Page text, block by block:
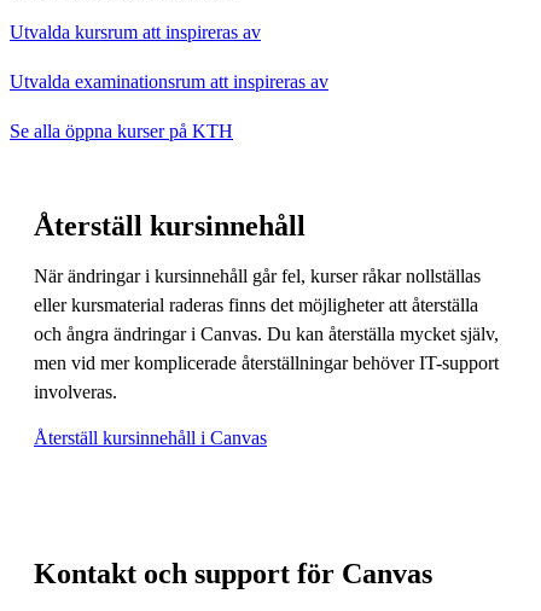
Utvalda kursrum att inspireras av
Utvalda examinationsrum att inspireras av
Se alla öppna kurser på KTH
Återställ kursinnehåll
När ändringar i kursinnehåll går fel, kurser råkar nollställas
eller kursmaterial raderas finns det möjligheter att återställa
och ångra ändringar i Canvas. Du kan återställa mycket själv,
men vid mer komplicerade återställningar behöver IT-support
involveras.
Återställ kursinnehåll i Canvas
Kontakt och support för Canvas